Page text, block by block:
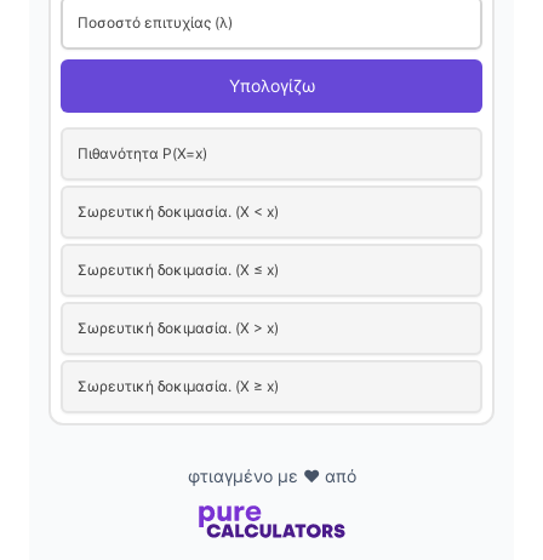
Ποσοστό επιτυχίας (λ)
Υπολογίζω
Πιθανότητα P(X=x)
Σωρευτική δοκιμασία. (X < x)
Σωρευτική δοκιμασία. (X ≤ x)
Σωρευτική δοκιμασία. (X > x)
Σωρευτική δοκιμασία. (X ≥ x)
φτιαγμένο με ❤️ από